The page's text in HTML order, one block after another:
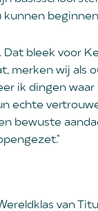
Dat bleek voor
merken wij als
ik dingen
echte
bewuste
van